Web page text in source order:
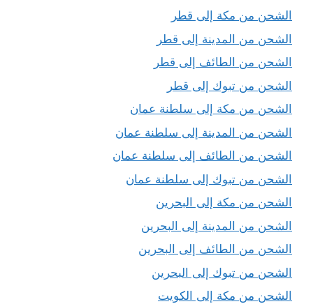
الشحن من مكة إلى قطر
الشحن من المدينة إلى قطر
الشحن من الطائف إلى قطر
الشحن من تبوك إلى قطر
الشحن من مكة إلى سلطنة عمان
الشحن من المدينة إلى سلطنة عمان
الشحن من الطائف إلى سلطنة عمان
الشحن من تبوك إلى سلطنة عمان
الشحن من مكة إلى البحرين
الشحن من المدينة إلى البحرين
الشحن من الطائف إلى البحرين
الشحن من تبوك إلى البحرين
الشحن من مكة إلى الكويت